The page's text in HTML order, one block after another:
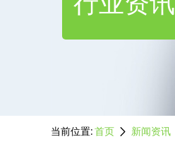
当前位置:首页 新闻资讯